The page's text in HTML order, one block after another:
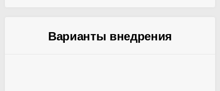
Варианты внедрения